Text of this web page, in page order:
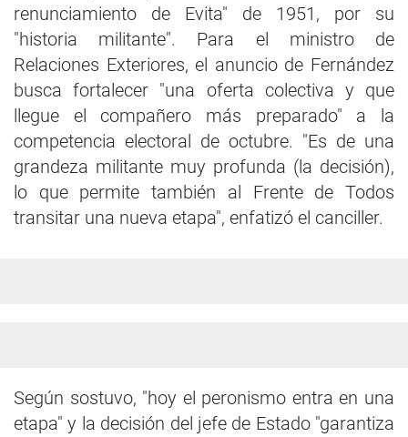
renunciamiento de Evita" de 1951, por su
"historia militante". Para el ministro de
Relaciones Exteriores, el anuncio de Fernández
busca fortalecer "una oferta colectiva y que
llegue el compañero más preparado" a la
competencia electoral de octubre. "Es de una
grandeza militante muy profunda (la decisión),
lo que permite también al Frente de Todos
transitar una nueva etapa", enfatizó el canciller.
Según sostuvo, "hoy el peronismo entra en una
etapa" y la decisión del jefe de Estado "garantiza